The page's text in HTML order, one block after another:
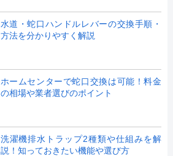
水道・蛇口ハンドルレバーの交換手順・
方法を分かりやすく解説
ホームセンターで蛇口交換は可能！料金
の相場や業者選びのポイント
洗濯機排水トラップ2種類や仕組みを解
説！知っておきたい機能や選び方